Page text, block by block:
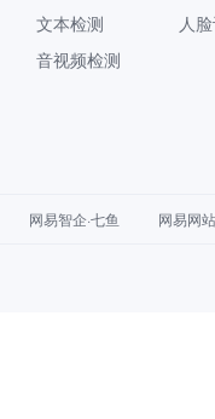
文本检测
音视频检测
人
网易智企·七鱼 网易网